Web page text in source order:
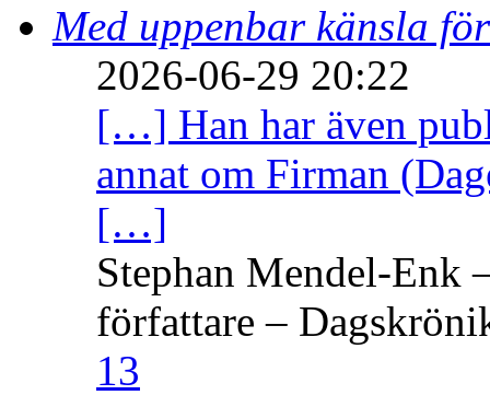
Med uppenbar känsla
2026-06-29 20:22
[…] Han har även
annat om Firman
[…]
Stephan Mendel-Enk
författare –
13